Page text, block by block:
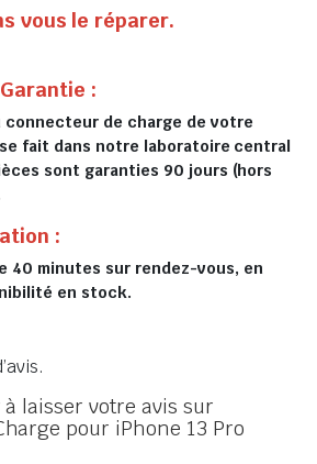
vous le réparer.
:
connecteur de charge de votre
se fait dans notre laboratoire central
sont garanties 90 jours (hors
:
40 minutes sur rendez-vous, en
en stock.
laisser votre avis sur
pour iPhone 13 Pro